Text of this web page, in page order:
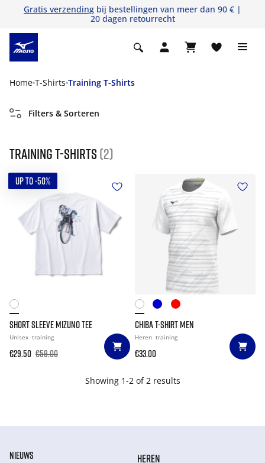
Gratis verzending bij bestellingen van meer dan 90 € |
20 dagen retourrecht
Home T-Shirts Training T-Shirts
Filters & Sorteren
Training T-Shirts (2)
UP TO -50%
SHORT SLEEVE MIZUNO TEE
Unisex training
€29.50 €59.00
CHIBA T-SHIRT MEN
Heren training
€33.00
Showing 1-2 of 2 results
NIEUWS
HEREN